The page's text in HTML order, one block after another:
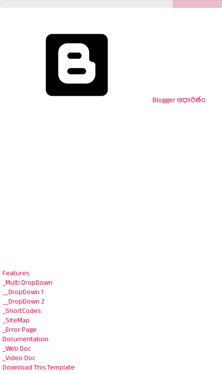
Blogger ఆధారితం
Features
_Multi DropDown
__DropDown 1
__DropDown 2
_ShortCodes
_SiteMap
_Error Page
Documentation
_Web Doc
_Video Doc
Download This Template